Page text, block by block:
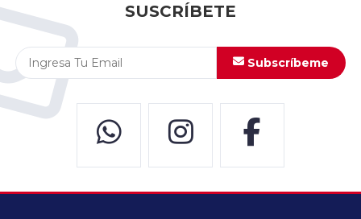
SUSCRÍBETE
Subscríbeme